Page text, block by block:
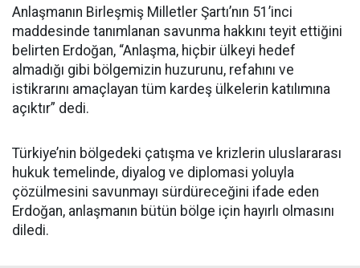
Anlaşmanın Birleşmiş Milletler Şartı’nın 51’inci
maddesinde tanımlanan savunma hakkını teyit ettiğini
belirten Erdoğan, “Anlaşma, hiçbir ülkeyi hedef
almadığı gibi bölgemizin huzurunu, refahını ve
istikrarını amaçlayan tüm kardeş ülkelerin katılımına
açıktır” dedi.
Türkiye’nin bölgedeki çatışma ve krizlerin uluslararası
hukuk temelinde, diyalog ve diplomasi yoluyla
çözülmesini savunmayı sürdüreceğini ifade eden
Erdoğan, anlaşmanın bütün bölge için hayırlı olmasını
diledi.